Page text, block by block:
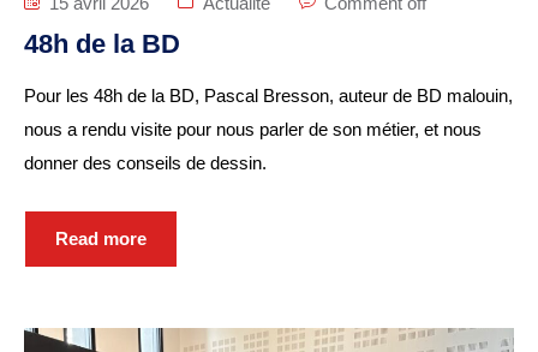
48h de la BD
Pour les 48h de la BD, Pascal Bresson, auteur de BD malouin,
nous a rendu visite pour nous parler de son métier, et nous
donner des conseils de dessin.
Read more